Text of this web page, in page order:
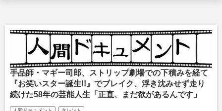
手品師・マギー司郎、ストリップ劇場での下積みを経て
『お笑いスター誕生!!』でブレイク、浮き沈みせず走り
続けた58年の芸能人生「正直、まだ欲があるんです」